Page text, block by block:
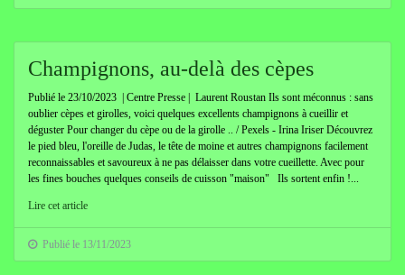
Champignons, au-delà des cèpes
Publié le 23/10/2023 | Centre Presse | Laurent Roustan Ils sont méconnus : sans
oublier cèpes et girolles, voici quelques excellents champignons à cueillir et
déguster Pour changer du cèpe ou de la girolle .. / Pexels - Irina Iriser Découvrez
le pied bleu, l'oreille de Judas, le tête de moine et autres champignons facilement
reconnaissables et savoureux à ne pas délaisser dans votre cueillette. Avec pour
les fines bouches quelques conseils de cuisson "maison" Ils sortent enfin !...
Lire cet article
Publié le 13/11/2023